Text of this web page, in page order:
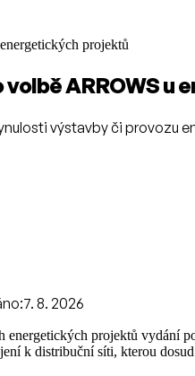
projektů
ARROWS
výstavby či provozu
7. 8. 2026
projektů vydání
k distribuční síti, kterou